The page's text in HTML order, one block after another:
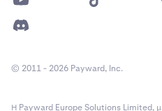
© 2011 - 2026 Payward, Inc.
Η Payward Europe Solutions Limited,